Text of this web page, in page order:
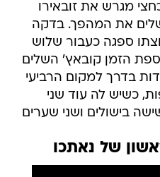
מגרש את זובאירו
את המהפך. בדקה
ספגה כעבור שלוש
אבל בתוספת הזמן קובאץ' השלים
לפרטיזן 3 נקודות בדרך למקום הרביעי
כשיש לה עוד שני
בישולים ושני שערים
של נאתכו